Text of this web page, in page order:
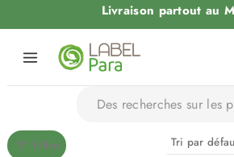
Livraison partout au
Filtre